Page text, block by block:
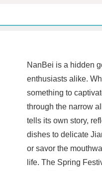
NanBei is a hidden
enthusiasts alike.
something to
through the narrow
tells its own story,
dishes to delicate
or savor the
life. The Spring